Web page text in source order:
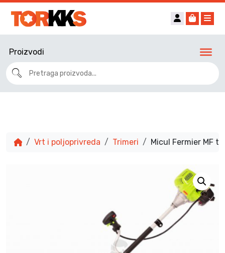
Account
Cart
Proizvodi
Vrt i poljoprivreda Trimeri Micul Fermier MF